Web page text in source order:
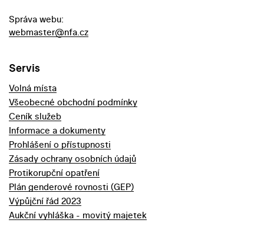
Správa webu:
webmaster@nfa.cz
Servis
Volná místa
Všeobecné obchodní podmínky
Ceník služeb
Informace a dokumenty
Prohlášení o přístupnosti
Zásady ochrany osobních údajů
Protikorupční opatření
Plán genderové rovnosti (GEP)
Výpůjční řád 2023
Aukční vyhláška - movitý majetek